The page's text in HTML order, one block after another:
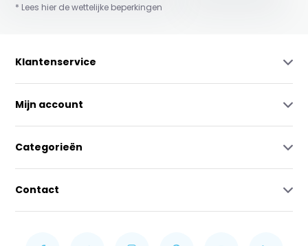
* Lees hier de wettelijke beperkingen
Klantenservice
Mijn account
Categorieën
Contact